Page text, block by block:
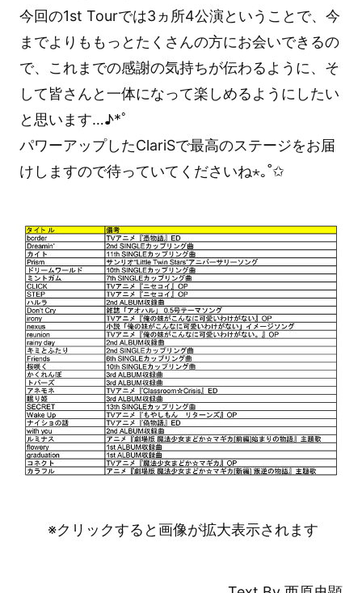
今回の1st Tourでは3ヵ所4公演ということで、今
までよりももっとたくさんの方にお会いできるの
で、これまでの感謝の気持ちが伝わるように、そ
して皆さんと一体になって楽しめるようにしたい
と思います…♪*ﾟ
パワーアップしたClariSで最高のステージをお届
けしますので待っていてくださいね⋆｡˚✩
※クリックすると画像が拡大表示されます